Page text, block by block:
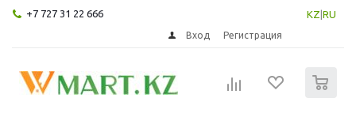
+7 727 31 22 666 KZ RU
Вход Регистрация